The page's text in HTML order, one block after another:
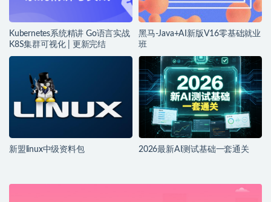
Kubernetes系统精讲 Go语言实战
K8S集群可视化 | 更新完结
黑马-Java+AI新版V16零基础就业
班
新盟linux中级资料包 2026最新AI测试基础一套通关